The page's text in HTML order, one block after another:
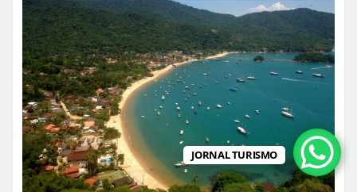
JORNAL TURISMO